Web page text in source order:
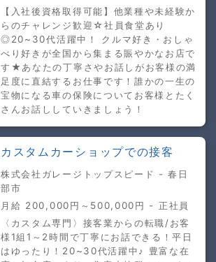
【入社後資格取得可能】他業種や未経験か
らのチャレンジ歓迎☆社員食堂あり
◎20~30代活躍中！ クルマ好き・おしゃ
べり好きが全国から集まる賑やかなお店で
す★あなたの丁寧さやお話しがお客様の満
足度に直結するお仕事です！誰かの一生の
宝物になる車の保険についてお客様とたく
さんお話ししていきましょう！
カスタムカーショップでの接客
株式会社ガレージトップスピード - 春日
部市
月給 200,000円～500,000円 - 正社員
〈カスタム専門〉接客業からの転職/お客
様1組1～2時間で丁寧にお話できる！平日
はゆったり！20~30代活躍中♪ 豊富な在